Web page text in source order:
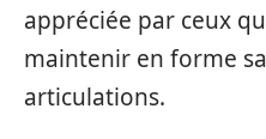
appréciée par ceux
maintenir en forme
articulations.